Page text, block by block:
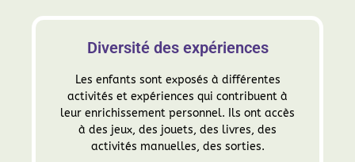
Diversité des expériences
Les enfants sont exposés à différentes
activités et expériences qui contribuent à
leur enrichissement personnel. Ils ont accès
à des jeux, des jouets, des livres, des
activités manuelles, des sorties.